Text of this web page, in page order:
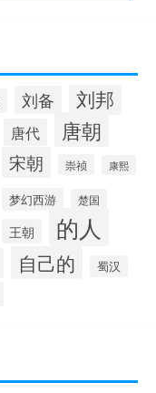
刘备 刘邦
唐代 唐朝
宋朝 崇祯 康熙
梦幻西游 楚国
王朝 的人
自己的 蜀汉